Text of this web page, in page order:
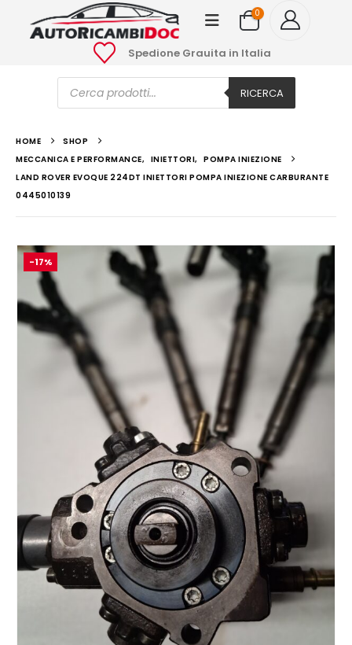
0
Spedione Grauita in Italia
Ricerca
prodotti RICERCA
HOME
SHOP
MECCANICA E PERFORMANCE, INIETTORI, POMPA INIEZIONE
LAND ROVER EVOQUE 224DT INIETTORI POMPA INIEZIONE CARBURANTE
0445010139
-17%